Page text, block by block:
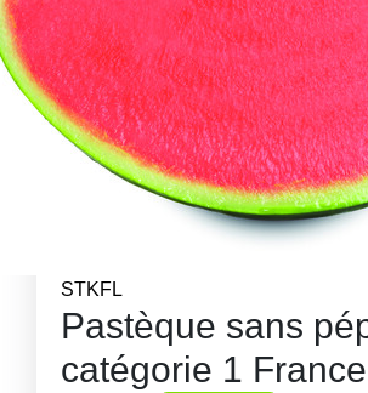
STKFL
Pastèque sans
catégorie 1 France